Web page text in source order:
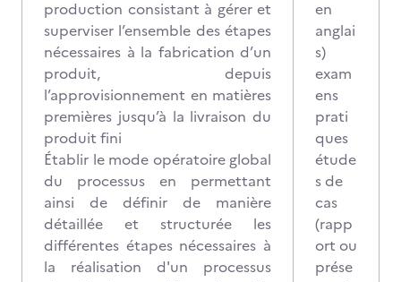
production consistant à gérer et
superviser l’ensemble des étapes
nécessaires à la fabrication d’un
produit, depuis
l’approvisionnement en matières
premières jusqu’à la livraison du
produit fini
Établir le mode opératoire global
du processus en permettant
ainsi de définir de manière
détaillée et structurée les
différentes étapes nécessaires à
la réalisation d'un processus
en
anglai
s)
exam
ens
prati
ques
étude
s de
cas
(rapp
ort ou
prése